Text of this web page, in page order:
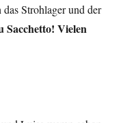
Strohlager und der
Sacchetto! Vielen